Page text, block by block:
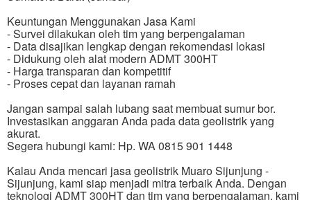
Keuntungan Menggunakan Jasa Kami
- Survei dilakukan oleh tim yang berpengalaman
- Data disajikan lengkap dengan rekomendasi lokasi
- Didukung oleh alat modern ADMT 300HT
- Harga transparan dan kompetitif
- Proses cepat dan layanan ramah
Jangan sampai salah lubang saat membuat sumur bor.
Investasikan anggaran Anda pada data geolistrik yang
akurat.
Segera hubungi kami: Hp. WA 0815 901 1448
Kalau Anda mencari jasa geolistrik Muaro Sijunjung -
Sijunjung, kami siap menjadi mitra terbaik Anda. Dengan
teknologi ADMT 300HT dan tim yang berpengalaman, kami